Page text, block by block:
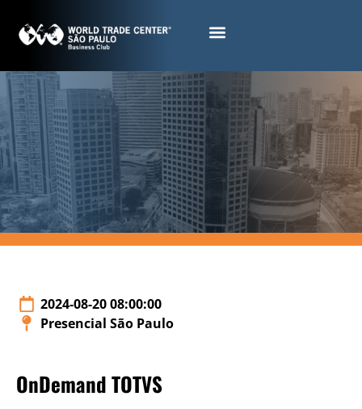
2024-08-20 08:00:00
Presencial São Paulo
OnDemand TOTVS